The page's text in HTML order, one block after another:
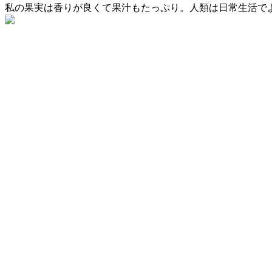
私の果実は香りが良くて果汁もたっぷり。人類は日常生活